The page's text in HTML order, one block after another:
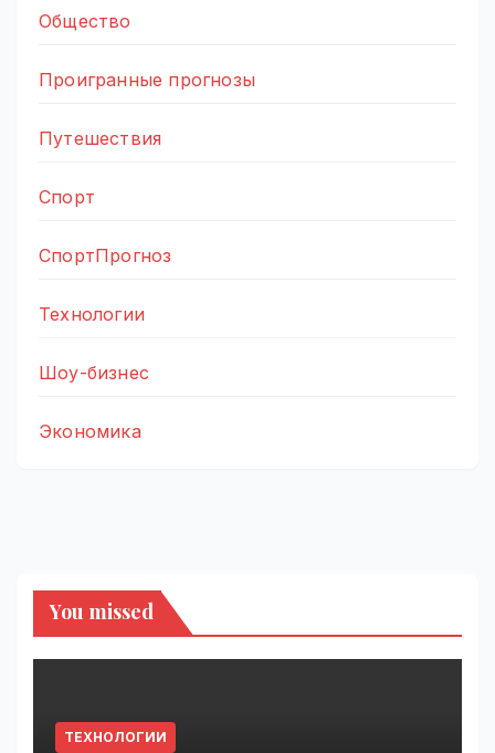
Общество
Проигранные прогнозы
Путешествия
Спорт
СпортПрогноз
Технологии
Шоу-бизнес
Экономика
You missed
ТЕХНОЛОГИИ